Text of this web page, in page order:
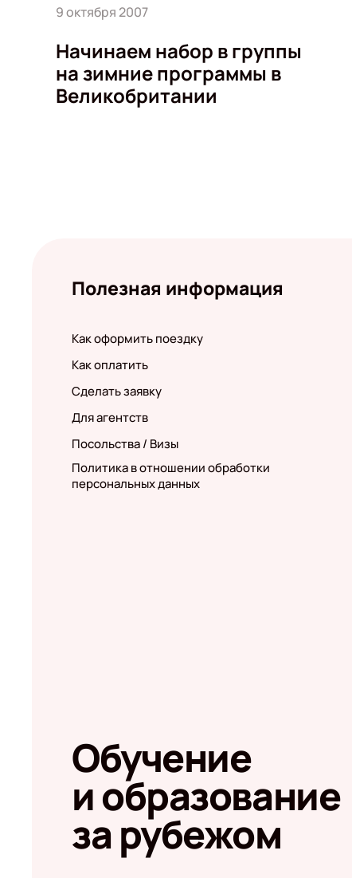
9 октября 2007
Начинаем набор в группы
на зимние программы в
Великобритании
Полезная информация
Как оформить поездку
Как оплатить
Сделать заявку
Для агентств
Посольства / Визы
Политика в отношении обработки
персональных данных
Обучение
и образование
за рубежом